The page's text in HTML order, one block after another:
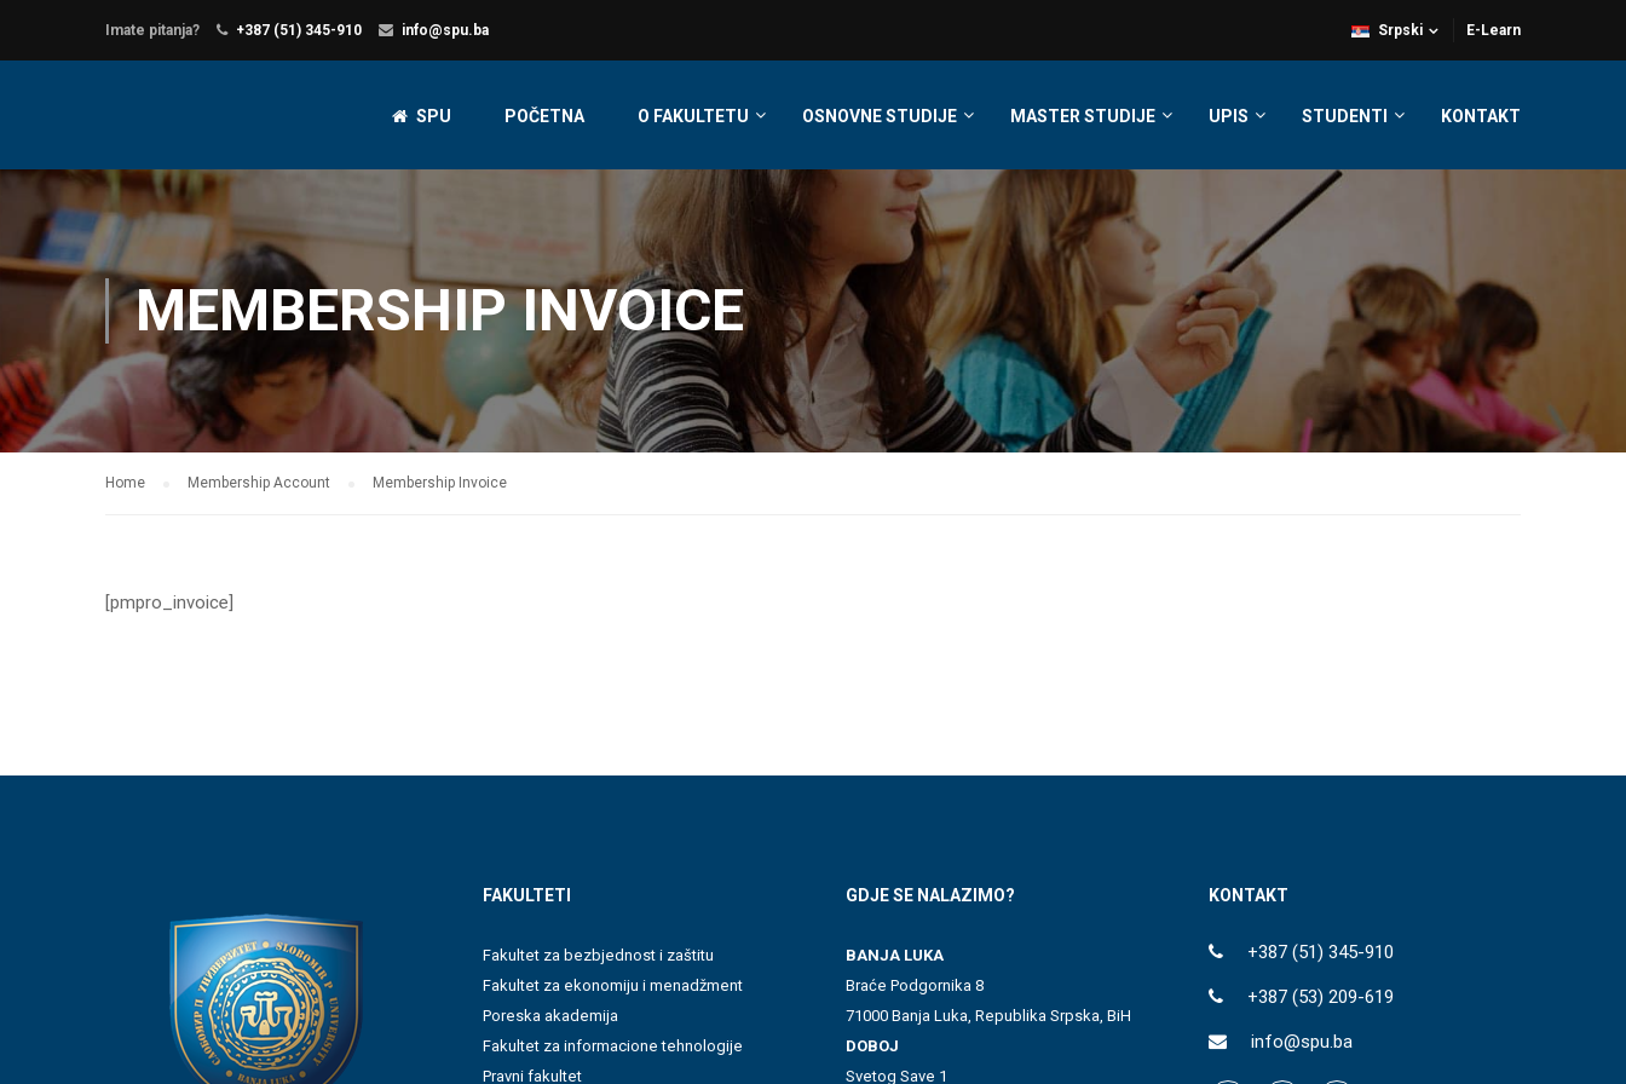
Imate pitanja? +387 (51) 345-910 info@spu.ba E-Learn
Srpski
SPU POČETNA O FAKULTETU OSNOVNE STUDIJE MASTER STUDIJE UPIS STUDENTI KONTAKT
MEMBERSHIP INVOICE
Home Membership Account Membership Invoice
[pmpro_invoice]
FAKULTETI
Fakultet za bezbjednost i zaštitu
Fakultet za ekonomiju i menadžment
Poreska akademija
Fakultet za informacione tehnologije
Pravni fakultet
GDJE SE NALAZIMO?
BANJA LUKA
Braće Podgornika 8
71000 Banja Luka, Republika Srpska, BiH
DOBOJ
Svetog Save 1
KONTAKT
+387 (51) 345-910
+387 (53) 209-619
info@spu.ba